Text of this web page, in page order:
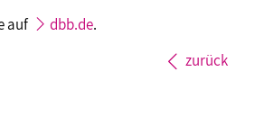
auf
dbb.de.
zurück